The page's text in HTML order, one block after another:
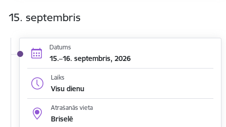
15. septembris
Datums
15.–16. septembris, 2026
Laiks
Visu dienu
Atrašanās vieta
Briselē